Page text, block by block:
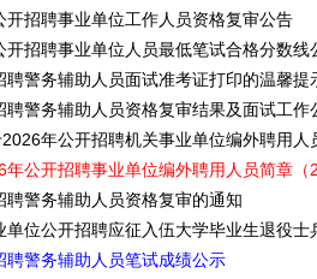
招聘事业单位工作人员资格复审公告
招聘事业单位人员最低笔试合格分数线
警务辅助人员面试准考证打印的温馨提
警务辅助人员资格复审结果及面试工作
年公开招聘机关事业单位编外聘用人
年公开招聘事业单位编外聘用人员简章
警务辅助人员资格复审的通知
位公开招聘应征入伍大学毕业生退役士
警务辅助人员笔试成绩公示